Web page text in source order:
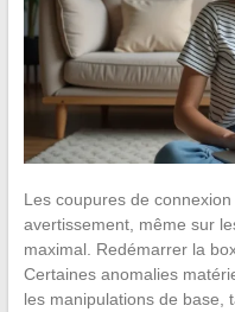
Les coupures de
avertissement, même sur
maximal. Redémarrer la
Certaines anomalies
les manipulations de base,